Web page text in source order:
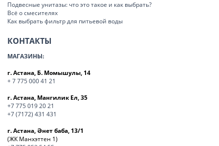
Подвесные унитазы: что это такое и как выбрать?
Всё о смесителях
Как выбрать фильтр для питьевой воды
КОНТАКТЫ
МАГАЗИНЫ:
г. Астана, Б. Момышулы, 14
+ 7 775 000 41 21
г. Астана, Мангилик Ел, 35
+7 775 019 20 21
+7 (7172) 431 431
г. Астана, Әнет баба, 13/1
(ЖК Манхэттен 1)